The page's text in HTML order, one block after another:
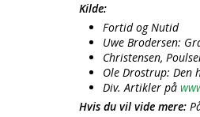
Kilde:
Fortid og Nutid
Uwe Brodersen:
Christensen,
Ole Drostrup: Den
Div. Artikler på
Hvis du vil vide mere: